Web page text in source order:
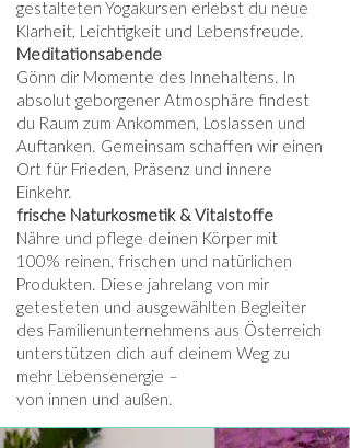
gestalteten Yogakursen erlebst du neue
Klarheit, Leichtigkeit und Lebensfreude.
Meditationsabende
Gönn dir Momente des Innehaltens. In
absolut geborgener Atmosphäre findest
du Raum zum Ankommen, Loslassen und
Auftanken. Gemeinsam schaffen wir einen
Ort für Frieden, Präsenz und innere
Einkehr.
frische Naturkosmetik & Vitalstoffe
Nähre und pflege deinen Körper mit
100% reinen, frischen und natürlichen
Produkten. Diese jahrelang von mir
getesteten und ausgewählten Begleiter
des Familienunternehmens aus Österreich
unterstützen dich auf deinem Weg zu
mehr Lebensenergie –
von innen und außen.